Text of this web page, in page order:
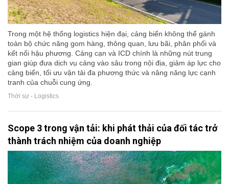
Trong một hệ thống logistics hiện đại, cảng biển không thể gánh
toàn bộ chức năng gom hàng, thông quan, lưu bãi, phân phối và
kết nối hậu phương. Cảng cạn và ICD chính là những nút trung
gian giúp đưa dịch vụ cảng vào sâu trong nội địa, giảm áp lực cho
cảng biển, tối ưu vận tải đa phương thức và nâng năng lực cạnh
tranh của chuỗi cung ứng.
Thời sự - Logistics
Scope 3 trong vận tải: khi phát thải của đối tác trở
thành trách nhiệm của doanh nghiệp